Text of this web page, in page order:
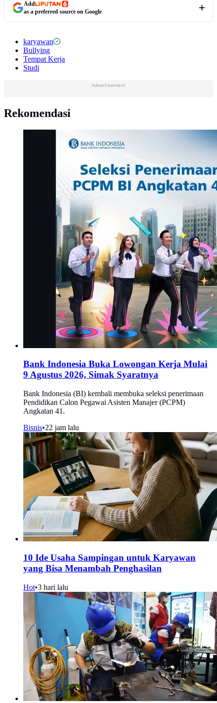
Add
as a preferred source on Google
karyawan
Bullying
Tempat Kerja
Studi
Advertisement
Rekomendasi
Bank Indonesia Buka Lowongan Kerja Mulai
9 Agustus 2026, Simak Syaratnya
Bank Indonesia (BI) kembali membuka seleksi penerimaan
Pendidikan Calon Pegawai Asisten Manajer (PCPM)
Angkatan 41.
Bisnis•22 jam lalu
10 Ide Usaha Sampingan untuk Karyawan
yang Bisa Menambah Penghasilan
Hot•3 hari lalu